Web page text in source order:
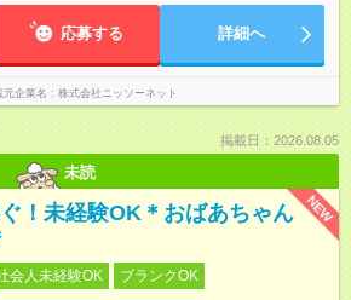
応募する 詳細へ
元企業名 株式会社ニッソーネット
掲載日：2026.08.05
未読
NEW
！未経験OK＊おばあちゃん
会人未経験OK
ブランクOK